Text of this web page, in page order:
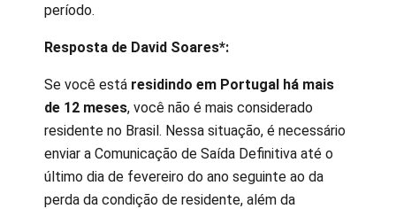
período.
Resposta de David Soares*:
Se você está residindo em Portugal há mais
de 12 meses, você não é mais considerado
residente no Brasil. Nessa situação, é necessário
enviar a Comunicação de Saída Definitiva até o
último dia de fevereiro do ano seguinte ao da
perda da condição de residente, além da